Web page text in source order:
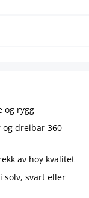
og rygg
dreibar 360
av hoy kvalitet
svart eller